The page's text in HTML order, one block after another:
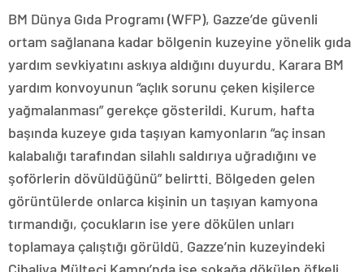
BM Dünya Gıda Programı (WFP), Gazze’de güvenli
ortam sağlanana kadar bölgenin kuzeyine yönelik gıda
yardım sevkiyatını askıya aldığını duyurdu. Karara BM
yardım konvoyunun “açlık sorunu çeken kişilerce
yağmalanması” gerekçe gösterildi. Kurum, hafta
başında kuzeye gıda taşıyan kamyonların “aç insan
kalabalığı tarafından silahlı saldırıya uğradığını ve
şoförlerin dövüldüğünü” belirtti. Bölgeden gelen
görüntülerde onlarca kişinin un taşıyan kamyona
tırmandığı, çocukların ise yere dökülen unları
toplamaya çalıştığı görüldü. Gazze’nin kuzeyindeki